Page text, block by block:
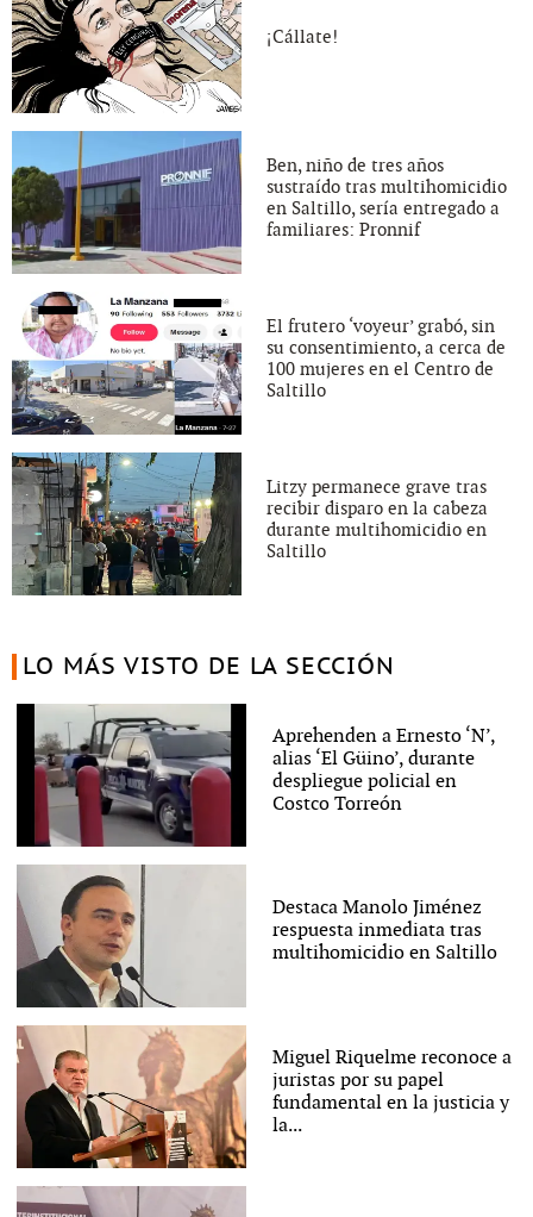
¡Cállate!
Ben, niño de tres años
sustraído tras multihomicidio
en Saltillo, sería entregado a
familiares: Pronnif
El frutero ‘voyeur’ grabó, sin
su consentimiento, a cerca de
100 mujeres en el Centro de
Saltillo
Litzy permanece grave tras
recibir disparo en la cabeza
durante multihomicidio en
Saltillo
LO MÁS VISTO DE LA SECCIÓN
Aprehenden a Ernesto ‘N’,
alias ‘El Güino’, durante
despliegue policial en
Costco Torreón
Destaca Manolo Jiménez
respuesta inmediata tras
multihomicidio en Saltillo
Miguel Riquelme reconoce a
juristas por su papel
fundamental en la justicia y
la...